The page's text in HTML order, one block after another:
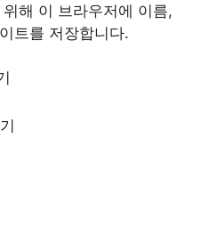
해 이 브라우저에 이름,
트를 저장합니다.